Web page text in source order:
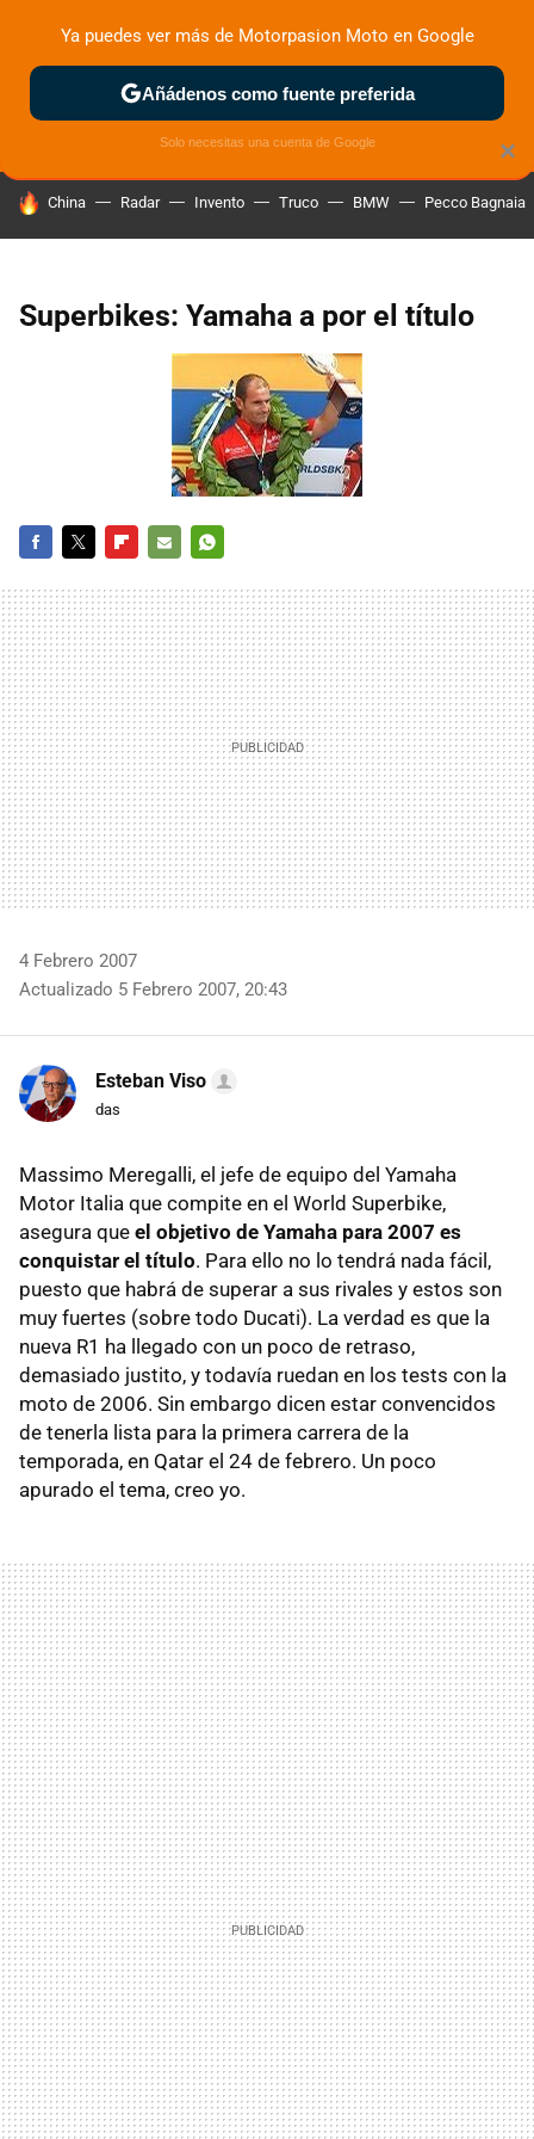
ZONA DE PRUEBAS DEPORTIVAS MOTOS ELÉCTRICAS
HOY SE HABLA DE
China Radar Invento Truco BMW Pecco Bagnaia
Superbikes: Yamaha a por el título
MAIL
4 Febrero 2007
Actualizado 5 Febrero 2007, 20:43
Esteban Viso
das
Massimo Meregalli, el jefe de equipo del Yamaha
Motor Italia que compite en el World Superbike,
asegura que el objetivo de Yamaha para 2007 es
conquistar el título. Para ello no lo tendrá nada fácil,
puesto que habrá de superar a sus rivales y estos son
muy fuertes (sobre todo Ducati). La verdad es que la
nueva R1 ha llegado con un poco de retraso,
demasiado justito, y todavía ruedan en los tests con la
moto de 2006. Sin embargo dicen estar convencidos
de tenerla lista para la primera carrera de la
temporada, en Qatar el 24 de febrero. Un poco
apurado el tema, creo yo.
×
Ya puedes ver más de Motorpasion Moto en Google
Añádenos como fuente preferida
Solo necesitas una cuenta de Google